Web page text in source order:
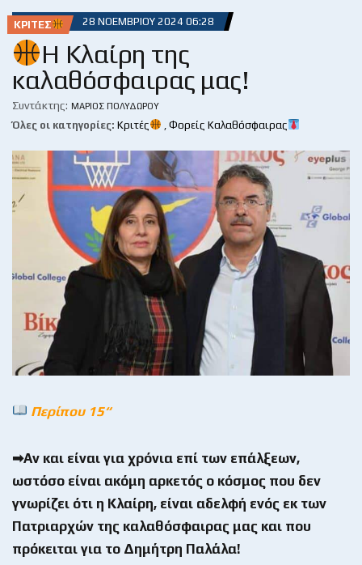
ΚΡΙΤΈΣ 28 ΝΟΕΜΒΡΊΟΥ 2024 06:28
Η Κλαίρη της
καλαθόσφαιρας μας!
Συντάκτης: ΜΆΡΙΟΣ ΠΟΛΥΔΏΡΟΥ
Όλες οι κατηγορίες: Κριτές Φορείς Καλαθόσφαιρας
Περίπου 15“
➡Αν και είναι για χρόνια επί των επάλξεων,
ωστόσο είναι ακόμη αρκετός ο κόσμος που δεν
γνωρίζει ότι η Κλαίρη, είναι αδελφή ενός εκ των
Πατριαρχών της καλαθόσφαιρας μας και που
πρόκειται για το Δημήτρη Παλάλα!